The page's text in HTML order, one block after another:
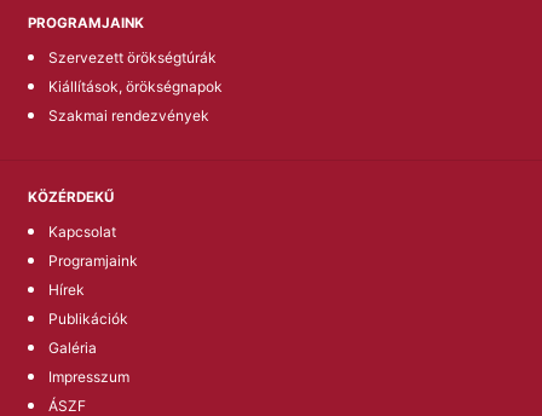
PROGRAMJAINK
Szervezett örökségtúrák
Kiállítások, örökségnapok
Szakmai rendezvények
KÖZÉRDEKŰ
Kapcsolat
Programjaink
Hírek
Publikációk
Galéria
Impresszum
ÁSZF